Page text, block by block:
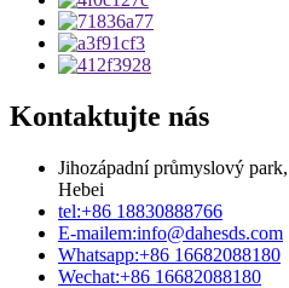
Kontaktujte nás
Jihozápadní průmyslový
Hebei
tel:+86 18830888766
E-mailem:info@dahesds.com
Whatsapp:+86 16682088180
Wechat:+86 16682088180